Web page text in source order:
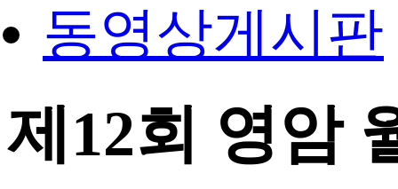
동영상게시판
제12회 영암